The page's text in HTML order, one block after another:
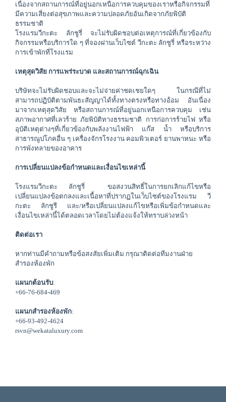
เนื่องจากสถานการณ์ที่อยู่นอกเหนือการควบคุมของเราหรือกิจกรรมที่
มีความเสี่ยงต่อสุขภาพและความปลอดภัยอันเกิดจากภัยพิบัติ
ธรรมชาติ
โรงแรมวีกะตะ ลักชูรี่ จะไม่รับผิดชอบต่อเหตุการณ์ที่เกี่ยวข้องกับ
กิจกรรมหรือบริการใด ๆ ที่จองผ่านเว็บไซต์ วีกะตะ ลักชูรี่ หรือระหว่าง
การเข้าพักที่โรงแรม
เหตุสุดวิสัย การแพร่ระบาด และสถานการณ์ฉุกเฉิน
บริษัทจะไม่รับผิดชอบและจะไม่จ่ายค่าชดเชยใดๆ ในกรณีที่ไม่
สามารถปฏิบัติตามพันธะสัญญาได้ทั้งทางตรงหรือทางอ้อม อันเนื่อง
มาจากเหตุสุดวิสัย หรือสถานการณ์ที่อยู่นอกเหนือการควบคุม เช่น
สภาพอากาศที่เลวร้าย ภัยพิบัติทางธรรมชาติ การก่อการร้ายไฟ หรือ
อุบัติเหตุต่างๆที่เกี่ยวข้องกับพลังงานไฟฟ้า แก๊ส น้ำ หรือบริการ
สาธารณูปโภคอื่น ๆ เครื่องจักรโรงงาน คอมพิวเตอร์ ยานพาหนะ หรือ
การพังทลายของอาคาร
การเปลี่ยนแปลงข้อกำหนดและเงื่อนไขเหล่านี้
โรงแรมวีกะตะ ลักชูรี่  ขอสงวนสิทธิ์ในการยกเลิกแก้ไขหรือ
เปลี่ยนแปลงข้อตกลงและเนื้อหาที่ปรากฏในเว็บไซต์ของโรงแรม วี
กะตะ ลักชูรี และ/หรือเปลี่ยนแปลงแก้ไขหรือเพิ่มข้อกำหนดและ
เงื่อนไขเหล่านี้ได้ตลอดเวลาโดยไม่ต้องแจ้งให้ทราบล่วงหน้า
ติดต่อเรา
หากท่านมีคำถามหรือข้อสงสัยเพิ่มเติม กรุณาติดต่อทีมงานฝ่าย
สำรองห้องพัก
แผนกต้อนรับ:
+66-76-684-469
แผนกสำรองห้องพัก:
+66-93-492-4624
rsvn@wekataluxury.com